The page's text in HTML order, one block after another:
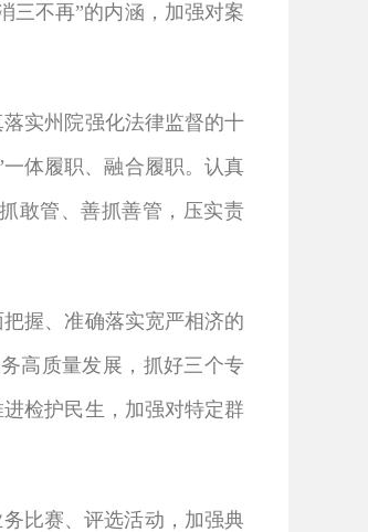
三不再”的内涵，加强对案
实州院强化法律监督的十
体履职、融合履职。认真
敢管、善抓善管，压实责
握、准确落实宽严相济的
高质量发展，抓好三个专
检护民生，加强对特定群
比赛、评选活动，加强典